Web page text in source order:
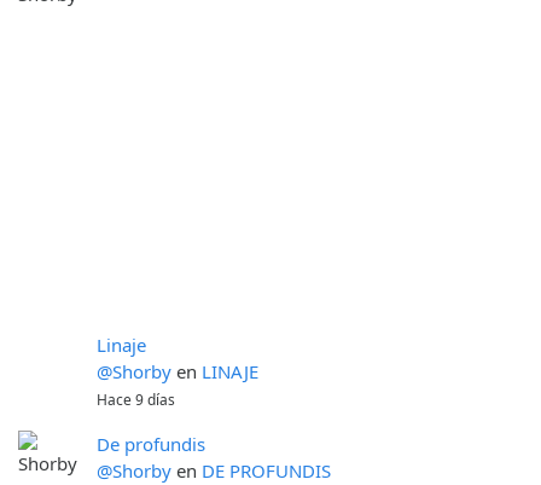
Linaje
@Shorby en LINAJE
Hace 9 días
De profundis
@Shorby en DE PROFUNDIS